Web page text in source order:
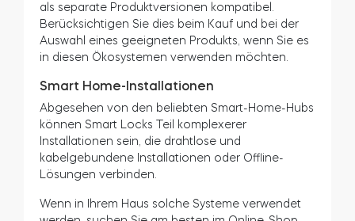
Apple
HomeKit
Hey
Google
Homey